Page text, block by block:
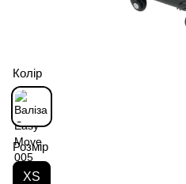
Колір
Розмір
XS